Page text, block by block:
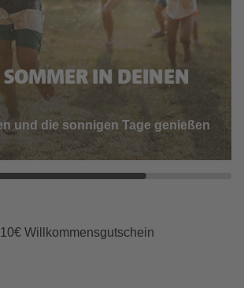
IN DEINEN
und die sonnigen Tage genießen
App Vorteile sichern